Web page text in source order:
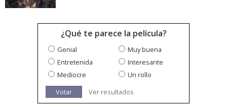
¿Qué te parece la película?
Genial
Muy buena
Entretenida
Interesante
Mediocre
Un rollo
Votar
Ver resultados